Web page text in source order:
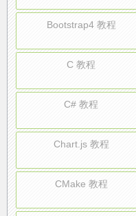
Bootstrap4 教程
C 教程
C# 教程
Chart.js 教程
CMake 教程